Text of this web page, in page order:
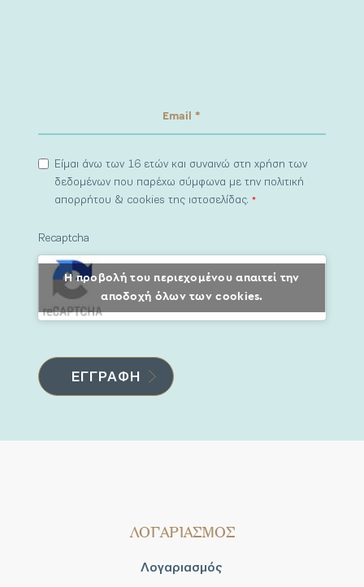
Είμαι άνω των 16 ετών και συναινώ στη χρήση των
δεδομένων που παρέχω σύμφωνα με την πολιτική
απορρήτου & cookies της ιστοσελίδας.*
Recaptcha
Η προβολή του περιεχομένου απαιτεί την
αποδοχή όλων των cookies.
ΛΟΓΑΡΙΑΣΜΟΣ
Λογαριασμός